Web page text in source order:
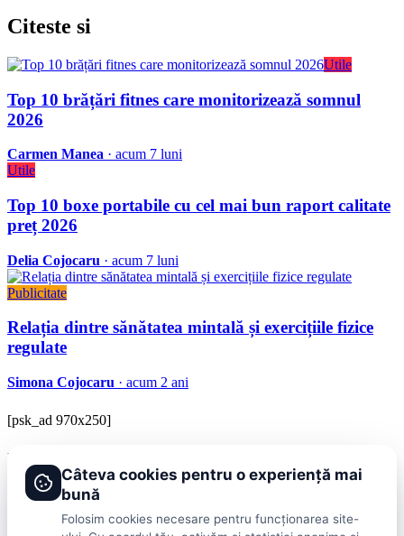
Citeste si
Utile
Top 10 brățări fitnes care monitorizează somnul
2026
Carmen Manea · acum 7 luni
Utile
Top 10 boxe portabile cu cel mai bun raport calitate
preț 2026
Delia Cojocaru · acum 7 luni
Publicitate
Relația dintre sănătatea mintală și exercițiile fizice
regulate
Simona Cojocaru · acum 2 ani
[psk_ad 970x250]
BRAVOnet
Showbiz, vedete si tot ce misca in lumea mondena
Câteva cookies pentru o experiență mai
bună
Folosim cookies necesare pentru funcționarea site-